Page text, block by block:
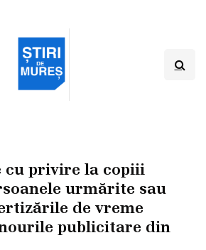
cu privire la copiii
urmărite sau
de vreme
publicitare din